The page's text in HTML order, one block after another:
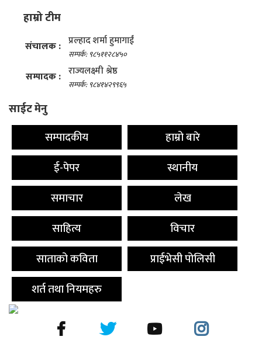
हाम्रो टीम
संचालक : प्रल्हाद शर्मा हुमागाईं
सम्पर्क: ९८५११२८४५०
सम्पादक : राज्यलक्ष्मी श्रेष्ठ
सम्पर्क: ९८४१४२९९६५
साईट मेनु
सम्पादकीय
हाम्रो बारे
ई-पेपर
स्थानीय
समाचार
लेख
साहित्य
विचार
साताको कविता
प्राईभेसी पोलिसी
शर्त तथा नियमहरु